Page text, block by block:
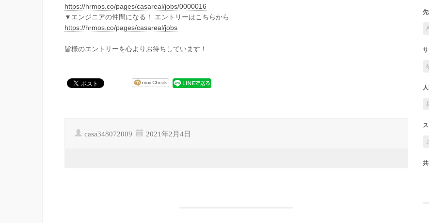
https://hrmos.co/pages/casareal/jobs/0000016
▼エンジニアの仲間になる！ エントリーはこちらから
https://hrmos.co/pages/casareal/jobs
皆様のエントリーを心よりお待ちしています！
casa348072009 2021年2月4日